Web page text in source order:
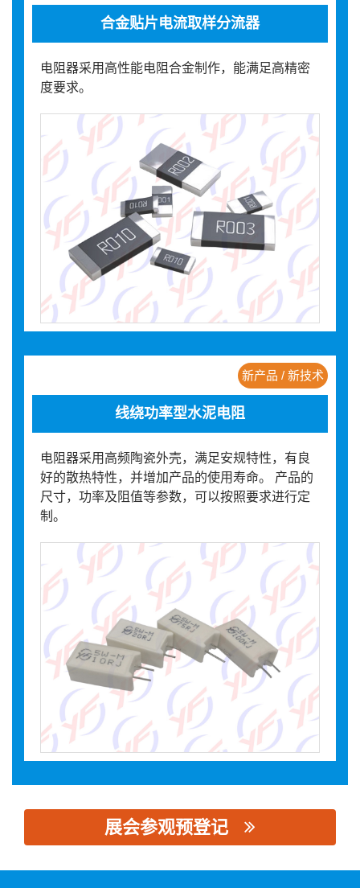
合金贴片电流取样分流器
电阻器采用高性能电阻合金制作，能满足高精密
度要求。
新产品 / 新技术
线绕功率型水泥电阻
电阻器采用高频陶瓷外壳，满足安规特性，有良
好的散热特性，并增加产品的使用寿命。 产品的
尺寸，功率及阻值等参数，可以按照要求进行定
制。
展会参观预登记